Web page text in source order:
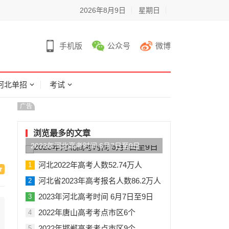
2026年8月9日 星期日
手机版 公众号 微博
北单招 考试
广告
浏览最多的文章
2023年河北高考时间 6月7日至9日
1 河北2022年高考人数52.74万人
2 河北省2023年高考报名人数86.2万人
3 2023年河北高考时间 6月7日至9日
4 2022年唐山高考考点市区6个